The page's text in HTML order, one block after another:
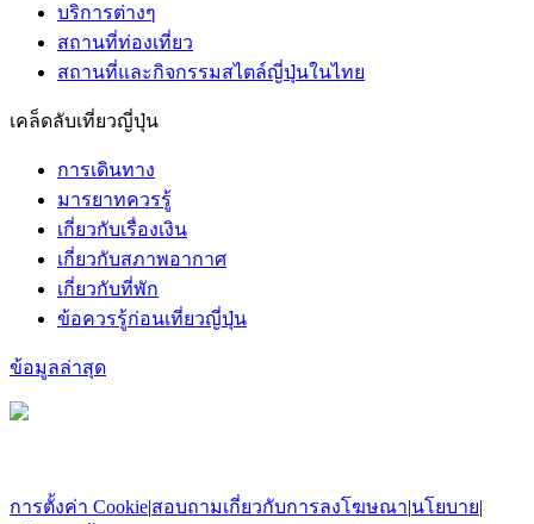
บริการต่างๆ
สถานที่ท่องเที่ยว
สถานที่และกิจกรรมสไตล์ญี่ปุ่นในไทย
เคล็ดลับเที่ยวญี่ปุ่น
การเดินทาง
มารยาทควรรู้
เกี่ยวกับเรื่องเงิน
เกี่ยวกับสภาพอากาศ
เกี่ยวกับที่พัก
ข้อควรรู้ก่อนเที่ยวญี่ปุ่น
ข้อมูลล่าสุด
การตั้งค่า Cookie|สอบถามเกี่ยวกับการลงโฆษณา|นโยบาย|